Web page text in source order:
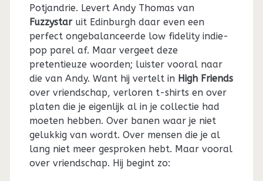
Potjandrie. Levert Andy Thomas van
Fuzzystaruit Edinburgh daar even een
perfect ongebalanceerde low fidelity indie-
pop parel af. Maar vergeet deze
pretentieuze woorden; luister vooral naar
die van Andy. Want hij vertelt in High Friends
over vriendschap, verloren t-shirts en over
platen die je eigenlijk al in je collectie had
moeten hebben. Over banen waar je niet
gelukkig van wordt. Over mensen die je al
lang niet meer gesproken hebt. Maar vooral
over vriendschap. Hij begint zo: